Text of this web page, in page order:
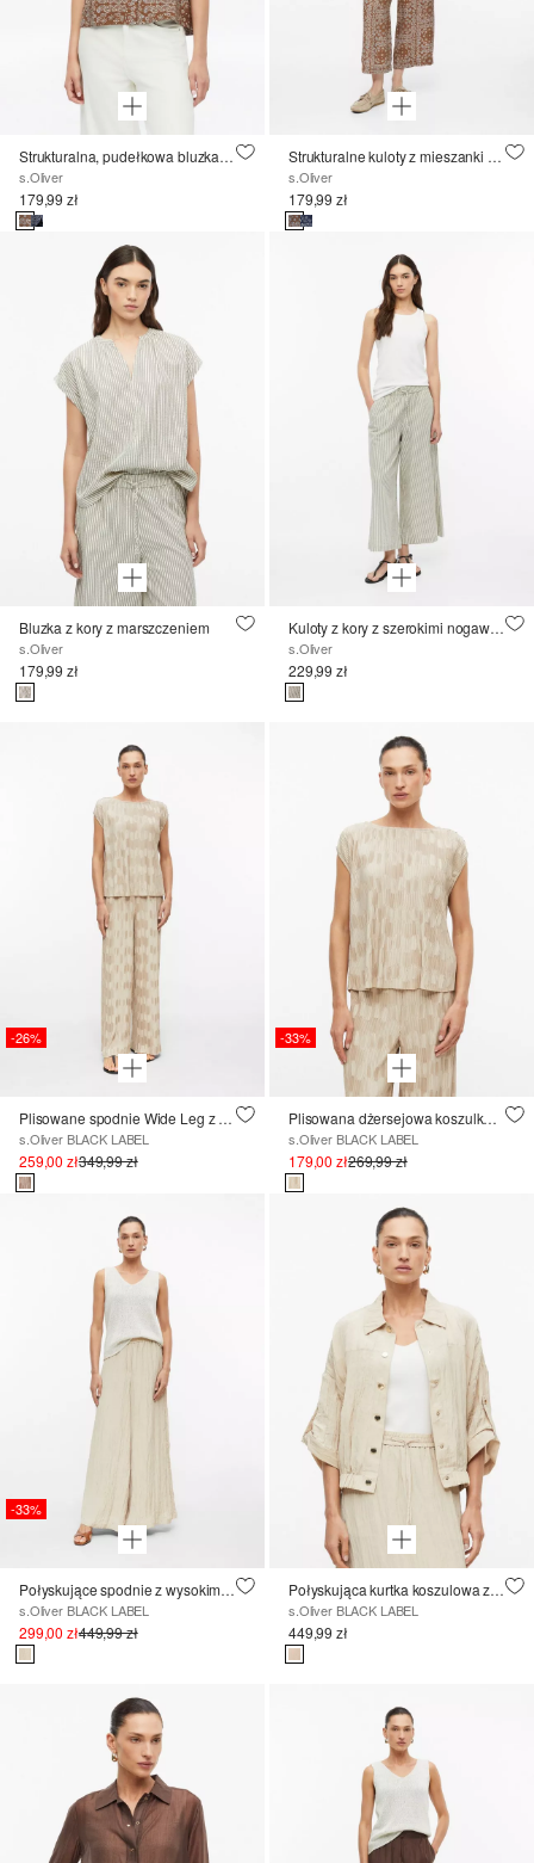
Strukturalna, pudełkowa bluzka z mieszanki wiskozowej
s.Oliver
179,99 zł
Strukturalne kuloty z mieszanki wiskozy
s.Oliver
179,99 zł
Bluzka z kory z marszczeniem
s.Oliver
179,99 zł
Kuloty z kory z szerokimi nogawkami
s.Oliver
229,99 zł
-26%
Plisowane spodnie Wide Leg z wysokim stanem
s.Oliver BLACK LABEL
259,00 zł349,99 zł
-33%
Plisowana dżersejowa koszulka z dekoltem w łódkę
s.Oliver BLACK LABEL
179,00 zł269,99 zł
-33%
Połyskujące spodnie z wysokim stanem i wyjątkowo szeroką nogawką
s.Oliver BLACK LABEL
299,00 zł449,99 zł
Połyskująca kurtka koszulowa z rękawami 3/4
s.Oliver BLACK LABEL
449,99 zł